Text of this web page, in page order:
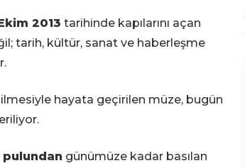
2013 tarihinde kapılarını açan
tarih, kültür, sanat ve haberleşme
hayata geçirilen müze, bugün
pulundan günümüze kadar basılan